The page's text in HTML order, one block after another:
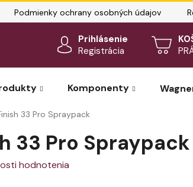
Podmienky ochrany osobných údajov
Prihlásenie
Registrácia
NÁKUPNÝ
Komponenty
33 Pro Spraypack
33 Pro Spraypack
hodnotenia